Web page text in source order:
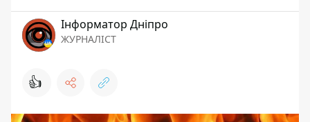
Інформатор Дніпро
ЖУРНАЛІСТ
👍